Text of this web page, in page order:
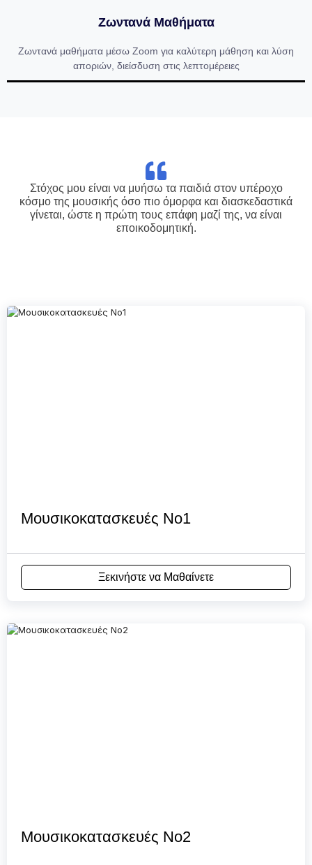
Ζωντανά Μαθήματα
Ζωντανά μαθήματα μέσω Zoom για καλύτερη μάθηση και λύση
αποριών, διείσδυση στις λεπτομέρειες
Στόχος μου είναι να μυήσω τα παιδιά στον υπέροχο
κόσμο της μουσικής όσο πιο όμορφα και διασκεδαστικά
γίνεται, ώστε η πρώτη τους επάφη μαζί της, να είναι
εποικοδομητική.
Μουσικοκατασκευές Νο1
Ξεκινήστε να Μαθαίνετε
Μουσικοκατασκευές Νο2